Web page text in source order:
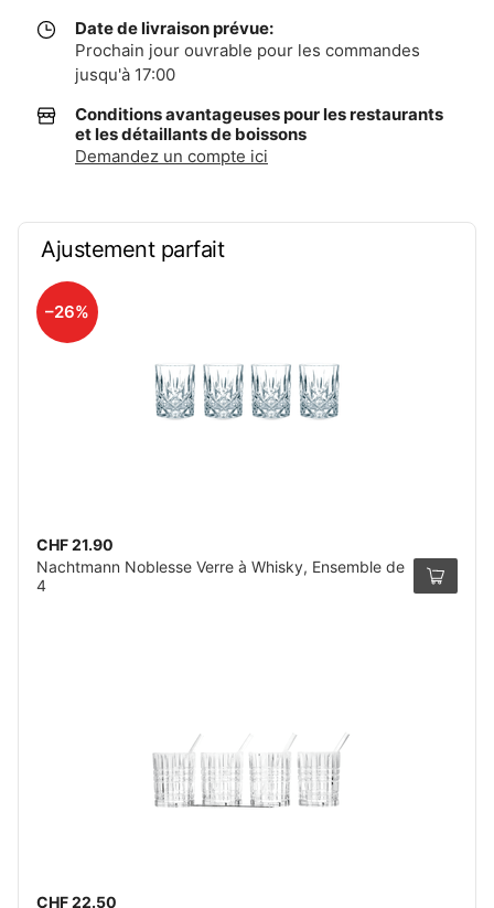
Date de livraison prévue:
Prochain jour ouvrable pour les commandes
jusqu'à 17:00
Conditions avantageuses pour les restaurants
et les détaillants de boissons
Demandez un compte ici
Ajustement parfait
–26%
CHF 21.90
Nachtmann Noblesse Verre à Whisky, Ensemble de
4
CHF 22.50